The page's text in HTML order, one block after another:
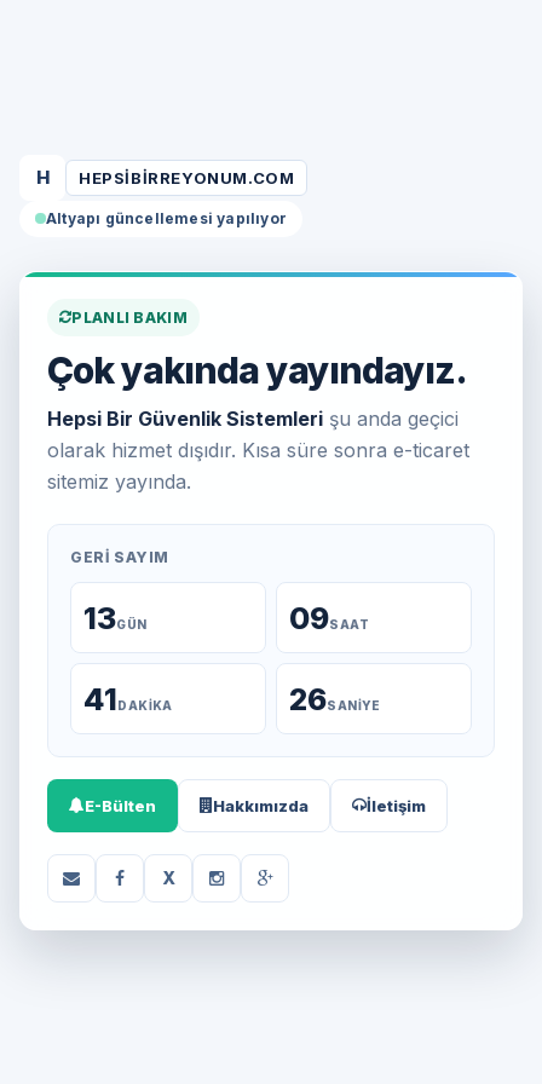
H HEPSIBIRREYONUM.COM
Altyapı güncellemesi yapılıyor
PLANLI BAKIM
Çok yakında yayındayız.
Hepsi Bir Güvenlik Sistemleri şu anda geçici
olarak hizmet dışıdır. Kısa süre sonra e-ticaret
sitemiz yayında.
GERI SAYIM
13GÜN 09SAAT
41DAKIKA 26SANIYE
E-Bülten Hakkımızda İletişim
X